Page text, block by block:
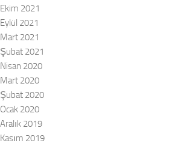
Ekim 2021
Eylül 2021
Mart 2021
Şubat 2021
Nisan 2020
Mart 2020
Şubat 2020
Ocak 2020
Aralık 2019
Kasım 2019